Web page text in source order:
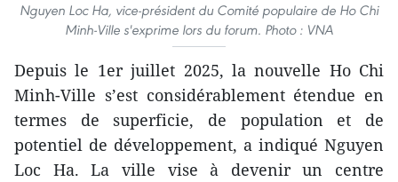
Nguyen Loc Ha, vice-président du Comité populaire de Ho Chi
Minh-Ville s'exprime lors du forum. Photo : VNA
Depuis le 1er juillet 2025, la nouvelle Ho Chi
Minh-Ville s’est considérablement étendue en
termes de superficie, de population et de
potentiel de développement, a indiqué Nguyen
Loc Ha. La ville vise à devenir un centre